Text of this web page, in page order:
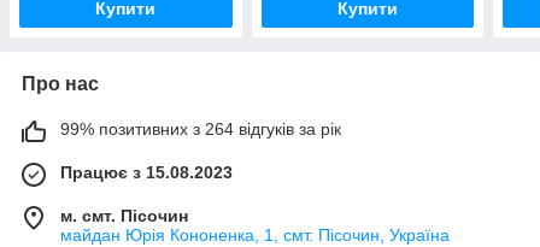
Купити Купити
Про нас
99% позитивних з 264 відгуків за рік
Працює з 15.08.2023
м. смт. Пісочин
майдан Юрія Кононенка, 1, смт. Пісочин, Україна